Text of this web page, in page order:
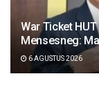
War Ticket
Mensesneg:
6 AGUSTUS 2026